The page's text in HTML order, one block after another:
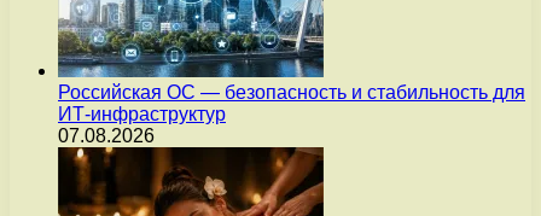
Российская ОС — безопасность и стабильность для
ИТ-инфраструктур
07.08.2026